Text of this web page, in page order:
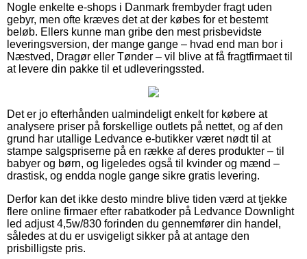
Nogle enkelte e-shops i Danmark frembyder fragt uden
gebyr, men ofte kræves det at der købes for et bestemt
beløb. Ellers kunne man gribe den mest prisbevidste
leveringsversion, der mange gange – hvad end man bor i
Næstved, Dragør eller Tønder – vil blive at få fragtfirmaet til
at levere din pakke til et udleveringssted.
Det er jo efterhånden ualmindeligt enkelt for købere at
analysere priser på forskellige outlets på nettet, og af den
grund har utallige Ledvance e-butikker været nødt til at
stampe salgspriserne på en række af deres produkter – til
babyer og børn, og ligeledes også til kvinder og mænd –
drastisk, og endda nogle gange sikre gratis levering.
Derfor kan det ikke desto mindre blive tiden værd at tjekke
flere online firmaer efter rabatkoder på Ledvance Downlight
led adjust 4,5w/830 forinden du gennemfører din handel,
således at du er usvigeligt sikker på at antage den
prisbilligste pris.